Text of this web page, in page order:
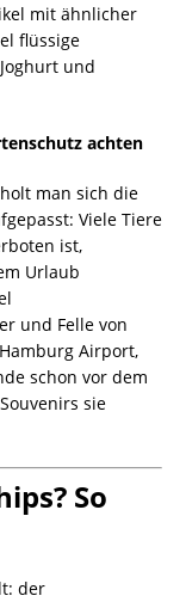
mit ähnlicher
flüssige
und
achten
man sich die
Viele Tiere
ist,
Urlaub
und Felle von
Airport,
schon vor dem
sie
So
der